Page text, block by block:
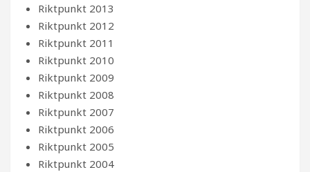
Riktpunkt 2013
Riktpunkt 2012
Riktpunkt 2011
Riktpunkt 2010
Riktpunkt 2009
Riktpunkt 2008
Riktpunkt 2007
Riktpunkt 2006
Riktpunkt 2005
Riktpunkt 2004